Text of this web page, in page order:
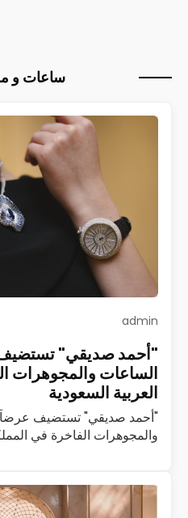
ساعات و
admin
"أحمد صديقي"
الساعات والمجوهرات
العربية السعودية
"أحمد صديقي" تستضيف
والمجوهرات الفاخرة في
بوتيك أحمد صديقي…اقرأ